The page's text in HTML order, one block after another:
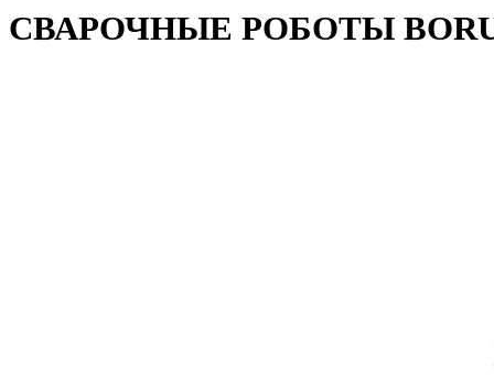
СВАРОЧНЫЕ РОБОТЫ